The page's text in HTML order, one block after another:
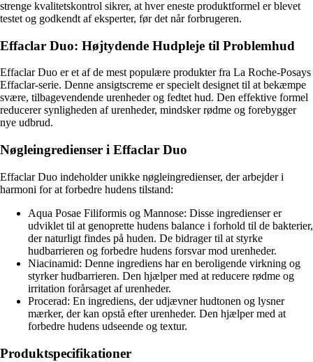
strenge kvalitetskontrol sikrer, at hver eneste produktformel er blevet
testet og godkendt af eksperter, før det når forbrugeren.
Effaclar Duo: Højtydende Hudpleje til Problemhud
Effaclar Duo er et af de mest populære produkter fra La Roche-Posays
Effaclar-serie. Denne ansigtscreme er specielt designet til at bekæmpe
svære, tilbagevendende urenheder og fedtet hud. Den effektive formel
reducerer synligheden af urenheder, mindsker rødme og forebygger
nye udbrud.
Nøgleingredienser i Effaclar Duo
Effaclar Duo indeholder unikke nøgleingredienser, der arbejder i
harmoni for at forbedre hudens tilstand:
Aqua Posae Filiformis og Mannose: Disse ingredienser er
udviklet til at genoprette hudens balance i forhold til de bakterier,
der naturligt findes på huden. De bidrager til at styrke
hudbarrieren og forbedre hudens forsvar mod urenheder.
Niacinamid: Denne ingrediens har en beroligende virkning og
styrker hudbarrieren. Den hjælper med at reducere rødme og
irritation forårsaget af urenheder.
Procerad: En ingrediens, der udjævner hudtonen og lysner
mærker, der kan opstå efter urenheder. Den hjælper med at
forbedre hudens udseende og textur.
Produktspecifikationer